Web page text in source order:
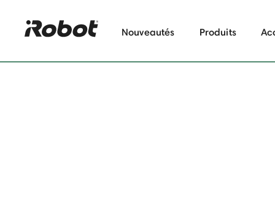
Nouveautés Produits